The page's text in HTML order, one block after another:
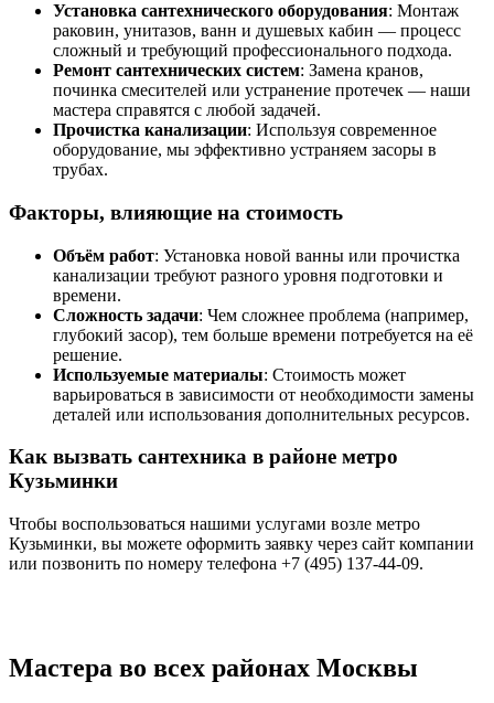
Установка сантехнического оборудования: Монтаж
раковин, унитазов, ванн и душевых кабин — процесс
сложный и требующий профессионального подхода.
Ремонт сантехнических систем: Замена кранов,
починка смесителей или устранение протечек — наши
мастера справятся с любой задачей.
Прочистка канализации: Используя современное
оборудование, мы эффективно устраняем засоры в
трубах.
Факторы, влияющие на стоимость
Объём работ: Установка новой ванны или прочистка
канализации требуют разного уровня подготовки и
времени.
Сложность задачи: Чем сложнее проблема (например,
глубокий засор), тем больше времени потребуется на её
решение.
Используемые материалы: Стоимость может
варьироваться в зависимости от необходимости замены
деталей или использования дополнительных ресурсов.
Как вызвать сантехника в районе метро
Кузьминки
Чтобы воспользоваться нашими услугами возле метро
Кузьминки, вы можете оформить заявку через сайт компании
или позвонить по номеру телефона +7 (495) 137-44-09.
Мастера во всех районах Москвы